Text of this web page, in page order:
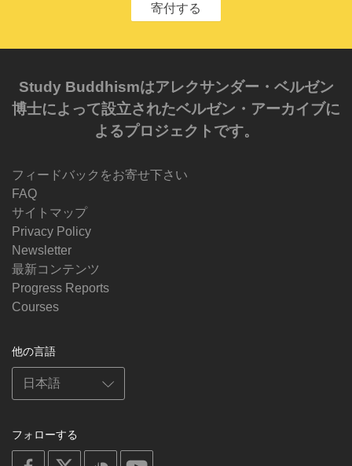
寄付する
Study Buddhismはアレクサンダー・ベルゼン
博士によって設立されたベルゼン・アーカイブに
よるプロジェクトです。
フィードバックをお寄せ下さい
FAQ
サイトマップ
Privacy Policy
Newsletter
最新コンテンツ
Progress Reports
Courses
他の言語
フォローする
on